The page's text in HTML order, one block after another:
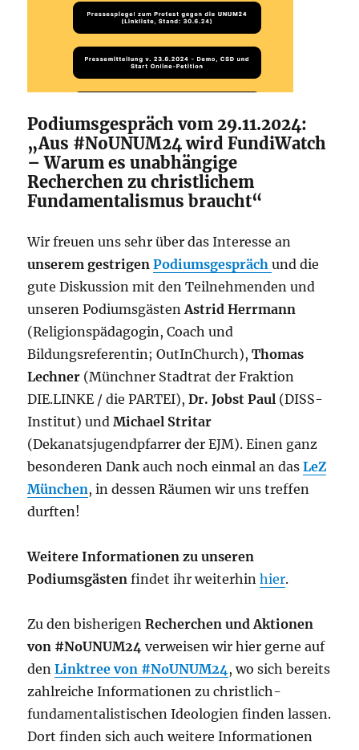
Podiumsgespräch vom 29.11.2024:
„Aus #NoUNUM24 wird FundiWatch
– Warum es unabhängige
Recherchen zu christlichem
Fundamentalismus braucht“
Wir freuen uns sehr über das Interesse an
unserem gestrigenPodiumsgesprächund die
gute Diskussion mit den Teilnehmenden und
unseren PodiumsgästenAstrid Herrmann
(Religionspädagogin, Coach und
Bildungsreferentin; OutInChurch), Thomas
Lechner (Münchner Stadtrat der Fraktion
DIE.LINKE / die PARTEI),Dr. Jobst Paul (DISS-
Institut) undMichael Stritar
(Dekanatsjugendpfarrer der EJM). Einen ganz
besonderen Dank auch noch einmal an das LeZ
München, in dessen Räumen wir uns treffen
durften!
Weitere Informationen zu unseren
Podiumsgästenfindet ihr weiterhinhier.
Zu den bisherigenRecherchen und Aktionen
von #NoUNUM24verweisen wir hier gerne auf
denLinktree von #NoUNUM24, wo sich bereits
zahlreiche Informationen zu christlich-
fundamentalistischen Ideologien finden lassen.
Dort finden sich auch weitere Informationen